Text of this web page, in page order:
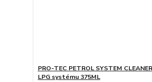
PRO-TEC PETROL SYSTEM
LPG systému 375ML